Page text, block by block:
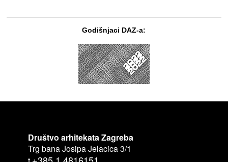
Godišnjaci DAZ-a:
Društvo arhitekata Zagreba
Trg bana Josipa Jelacica 3/1